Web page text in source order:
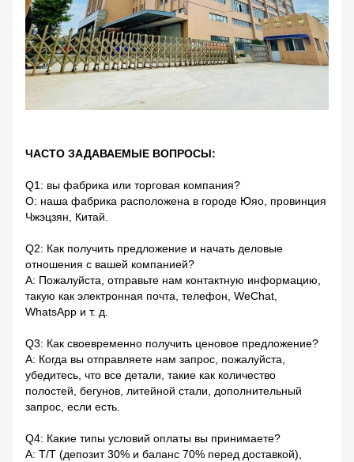
ЧАСТО ЗАДАВАЕМЫЕ ВОПРОСЫ:
Q1: вы фабрика или торговая компания?
О: наша фабрика расположена в городе Юяо, провинция
Чжэцзян, Китай.
Q2: Как получить предложение и начать деловые
отношения с вашей компанией?
A: Пожалуйста, отправьте нам контактную информацию,
такую ​​как электронная почта, телефон, WeChat,
WhatsApp и т. д.
Q3: Как своевременно получить ценовое предложение?
A: Когда вы отправляете нам запрос, пожалуйста,
убедитесь, что все детали, такие как количество
полостей, бегунов, литейной стали, дополнительный
запрос, если есть.
Q4: Какие типы условий оплаты вы принимаете?
A: T/T (депозит 30% и баланс 70% перед доставкой),